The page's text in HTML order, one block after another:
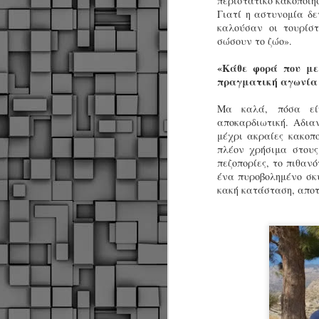
Γιατί η αστυνομία
καλούσαν οι
σώσουν το ζώο».
«Κάθε φορά που
πραγματική
Μα καλά, πόσα
αποκαρδιωτική.
μέχρι ακραίες
πλέον χρήσιμα
πεζοπορίες, το
ένα πυροβολημένο
κακή κατάσταση,